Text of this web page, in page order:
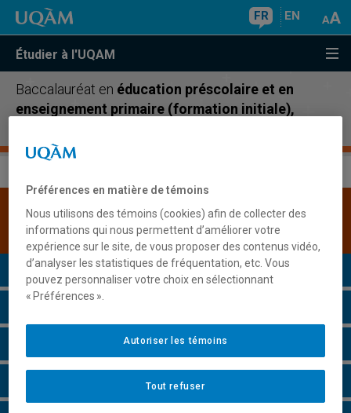
FR EN
Étudier à l'UQAM
Baccalauréat en éducation préscolaire et en
enseignement primaire (formation initiale),
Une version plus récente de ce programme est
disponible.Cliquez ici pour la consulter.
Présentation du programme
Cours à suivre et horaires
Grille de cheminement
Préférences en matière de témoins
Nous utilisons des témoins (cookies) afin de collecter des
informations qui nous permettent d’améliorer votre
expérience sur le site, de vous proposer des contenus vidéo,
d’analyser les statistiques de fréquentation, etc. Vous
pouvez personnaliser votre choix en sélectionnant
« Préférences ».
Tout refuser
Autoriser les témoins